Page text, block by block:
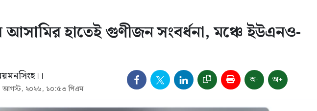
আসামির হাতেই গুণীজন সংবর্ধনা, মঞ্চে ইউএনও-
আগস্ট, ২০২৬, ১০:৫৩ পিএম
অ- অ+